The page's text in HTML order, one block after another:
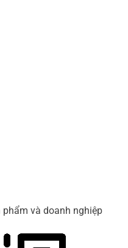
và doanh nghiệp